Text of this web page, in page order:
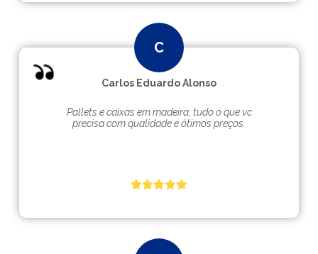
Carlos Eduardo Alonso
Pallets e caixas em madeira, tudo o que vc
precisa com qualidade e ótimos preços.